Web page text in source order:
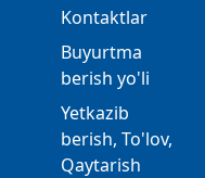
Kontaktlar
Buyurtma
berish yo'li
Yetkazib
berish, To'lov,
Qaytarish